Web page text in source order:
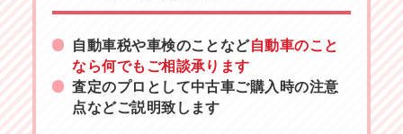
自動車税や車検のことなど自動車のこと
なら何でもご相談承ります
査定のプロとして中古車ご購入時の注意
点などご説明致します